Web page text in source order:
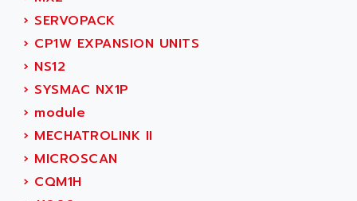
SIMODRIVE 210
SIMODRIVE 610
SIMODRIVE 650
SIMOREG
SINUMERIK 800
SINUMERIK 810
PREMIUM
PREVENTA
ACQUIDUC
ACROMAG
ACS
ACS MOTION CONTROL
ACT KERN
ACTIA
ACTIOMTECH
ACTION PAK
ACTIVA MULLER
› SERVOPACK
› CP1W EXPANSION UNITS
› NS12
› SYSMAC NX1P
› module
› MECHATROLINK II
› MICROSCAN
› CQM1H